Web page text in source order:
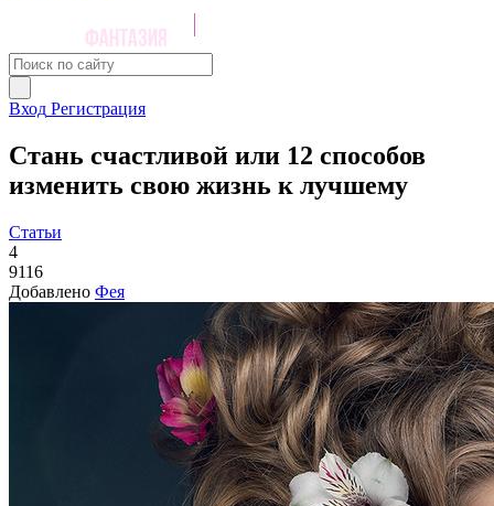
Вход Регистрация
Стань счастливой или 12 способов
изменить свою жизнь к лучшему
Статьи
4
9116
Добавлено Фея